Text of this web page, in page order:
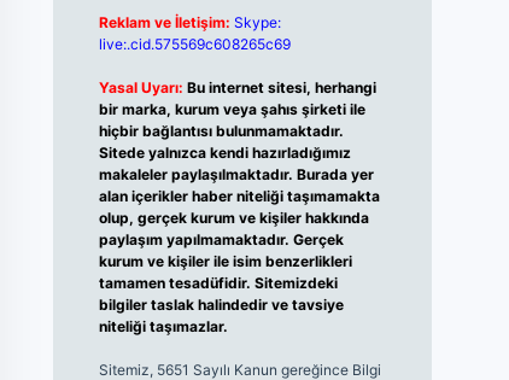
Reklam ve İletişim: Skype:
live:.cid.575569c608265c69
Yasal Uyarı: Bu internet sitesi, herhangi
bir marka, kurum veya şahıs şirketi ile
hiçbir bağlantısı bulunmamaktadır.
Sitede yalnızca kendi hazırladığımız
makaleler paylaşılmaktadır. Burada yer
alan içerikler haber niteliği taşımamakta
olup, gerçek kurum ve kişiler hakkında
paylaşım yapılmamaktadır. Gerçek
kurum ve kişiler ile isim benzerlikleri
tamamen tesadüfidir. Sitemizdeki
bilgiler taslak halindedir ve tavsiye
niteliği taşımazlar.
Sitemiz, 5651 Sayılı Kanun gereğince Bilgi